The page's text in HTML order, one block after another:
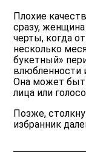
Плохие
сразу,
черты, когда
несколько
букетный»
влюбленности
Она может
лица или
Позже,
избранник